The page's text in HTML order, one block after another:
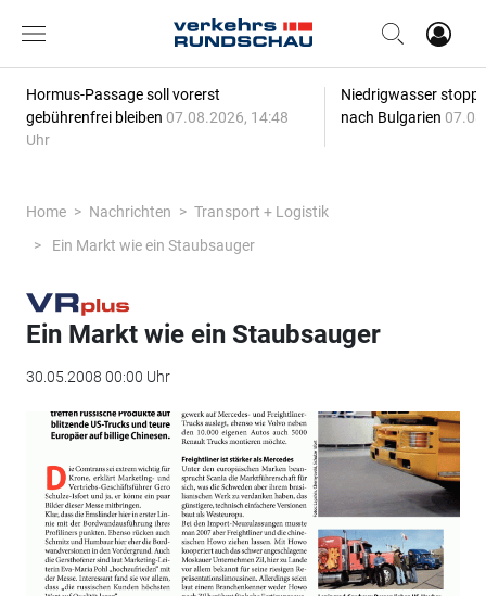
Hormus-Passage soll vorerst
gebührenfrei bleiben 07.08.2026, 14:48
Uhr
Niedrigwasser
nach Bulgarien
Home Nachrichten
Transport + Logistik
Ein Markt wie ein Staubsauger
Ein Markt wie ein Staubsauger
30.05.2008 00:00 Uhr